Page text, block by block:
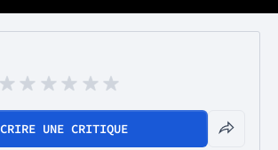
UNE CRITIQUE